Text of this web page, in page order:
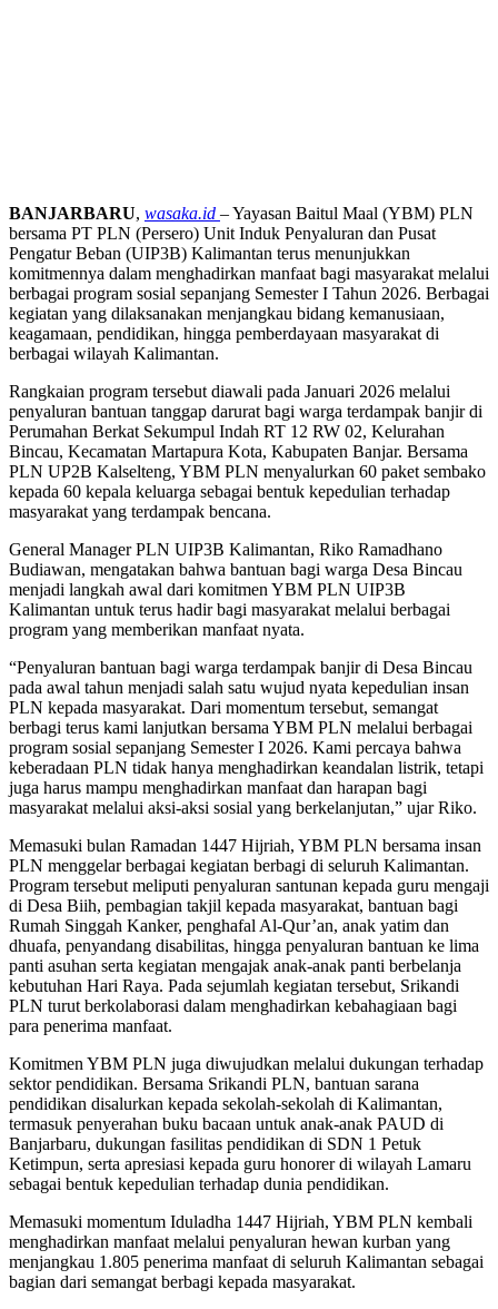
BANJARBARU, wasaka.id – Yayasan Baitul Maal (YBM) PLN
bersama PT PLN (Persero) Unit Induk Penyaluran dan Pusat
Pengatur Beban (UIP3B) Kalimantan terus menunjukkan
komitmennya dalam menghadirkan manfaat bagi masyarakat melalui
berbagai program sosial sepanjang Semester I Tahun 2026. Berbagai
kegiatan yang dilaksanakan menjangkau bidang kemanusiaan,
keagamaan, pendidikan, hingga pemberdayaan masyarakat di
berbagai wilayah Kalimantan.
Rangkaian program tersebut diawali pada Januari 2026 melalui
penyaluran bantuan tanggap darurat bagi warga terdampak banjir di
Perumahan Berkat Sekumpul Indah RT 12 RW 02, Kelurahan
Bincau, Kecamatan Martapura Kota, Kabupaten Banjar. Bersama
PLN UP2B Kalselteng, YBM PLN menyalurkan 60 paket sembako
kepada 60 kepala keluarga sebagai bentuk kepedulian terhadap
masyarakat yang terdampak bencana.
General Manager PLN UIP3B Kalimantan, Riko Ramadhano
Budiawan, mengatakan bahwa bantuan bagi warga Desa Bincau
menjadi langkah awal dari komitmen YBM PLN UIP3B
Kalimantan untuk terus hadir bagi masyarakat melalui berbagai
program yang memberikan manfaat nyata.
“Penyaluran bantuan bagi warga terdampak banjir di Desa Bincau
pada awal tahun menjadi salah satu wujud nyata kepedulian insan
PLN kepada masyarakat. Dari momentum tersebut, semangat
berbagi terus kami lanjutkan bersama YBM PLN melalui berbagai
program sosial sepanjang Semester I 2026. Kami percaya bahwa
keberadaan PLN tidak hanya menghadirkan keandalan listrik, tetapi
juga harus mampu menghadirkan manfaat dan harapan bagi
masyarakat melalui aksi-aksi sosial yang berkelanjutan,” ujar Riko.
Memasuki bulan Ramadan 1447 Hijriah, YBM PLN bersama insan
PLN menggelar berbagai kegiatan berbagi di seluruh Kalimantan.
Program tersebut meliputi penyaluran santunan kepada guru mengaji
di Desa Biih, pembagian takjil kepada masyarakat, bantuan bagi
Rumah Singgah Kanker, penghafal Al-Qur’an, anak yatim dan
dhuafa, penyandang disabilitas, hingga penyaluran bantuan ke lima
panti asuhan serta kegiatan mengajak anak-anak panti berbelanja
kebutuhan Hari Raya. Pada sejumlah kegiatan tersebut, Srikandi
PLN turut berkolaborasi dalam menghadirkan kebahagiaan bagi
para penerima manfaat.
Komitmen YBM PLN juga diwujudkan melalui dukungan terhadap
sektor pendidikan. Bersama Srikandi PLN, bantuan sarana
pendidikan disalurkan kepada sekolah-sekolah di Kalimantan,
termasuk penyerahan buku bacaan untuk anak-anak PAUD di
Banjarbaru, dukungan fasilitas pendidikan di SDN 1 Petuk
Ketimpun, serta apresiasi kepada guru honorer di wilayah Lamaru
sebagai bentuk kepedulian terhadap dunia pendidikan.
Memasuki momentum Iduladha 1447 Hijriah, YBM PLN kembali
menghadirkan manfaat melalui penyaluran hewan kurban yang
menjangkau 1.805 penerima manfaat di seluruh Kalimantan sebagai
bagian dari semangat berbagi kepada masyarakat.